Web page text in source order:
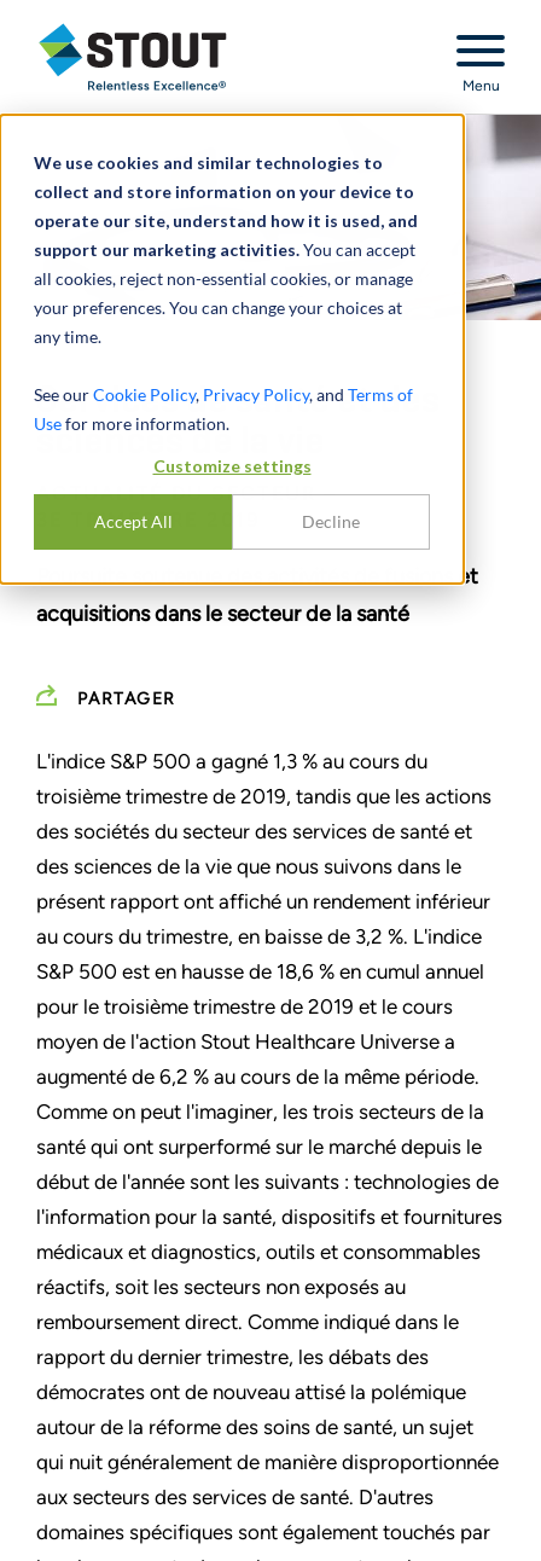
We use cookies and similar technologies to
collect and store information on your device to
operate our site, understand how it is used, and
support our marketing activities.You can accept
all cookies, reject non-essential cookies, or manage
your preferences. You can change your choices at
any time.
See ourCookie Policy, Privacy Policy, and Terms of
Usefor more information.
Customize settings
Accept All Decline
Stout Relentless Excellence
Menu
Services de santé et des
sciences de la vie
ACTUALITÉ DU SECTEUR –
3E TRIMESTRE 2019
Poursuite soutenue des activités de fusions et
acquisitions dans le secteur de la santé
PARTAGER
L'indice S&P 500 a gagné 1,3 % au cours du
troisième trimestre de 2019, tandis que les actions
des sociétés du secteur des services de santé et
des sciences de la vie que nous suivons dans le
présent rapport ont affiché un rendement inférieur
au cours du trimestre, en baisse de 3,2 %. L'indice
S&P 500 est en hausse de 18,6 % en cumul annuel
pour le troisième trimestre de 2019 et le cours
moyen de l'action Stout Healthcare Universe a
augmenté de 6,2 % au cours de la même période.
Comme on peut l'imaginer, les trois secteurs de la
santé qui ont surperformé sur le marché depuis le
début de l'année sont les suivants : technologies de
l'information pour la santé, dispositifs et fournitures
médicaux et diagnostics, outils et consommables
réactifs, soit les secteurs non exposés au
remboursement direct. Comme indiqué dans le
rapport du dernier trimestre, les débats des
démocrates ont de nouveau attisé la polémique
autour de la réforme des soins de santé, un sujet
qui nuit généralement de manière disproportionnée
aux secteurs des services de santé. D'autres
domaines spécifiques sont également touchés par